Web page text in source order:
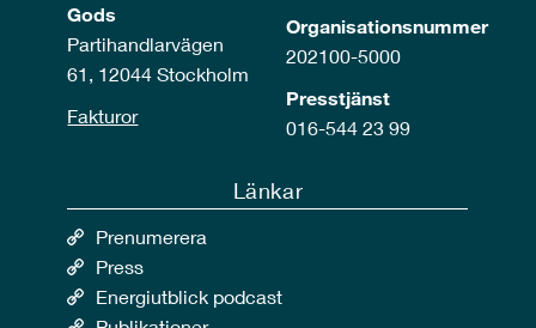
Gods
Partihandlarvägen
61, 12044 Stockholm
Fakturor
Organisationsnummer
202100-5000
Presstjänst
016-544 23 99
Länkar
Prenumerera
Press
Energiutblick podcast